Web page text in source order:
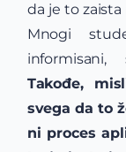
da je to
Mnogi
informisani,
Takođe,
svega da to
ni proces